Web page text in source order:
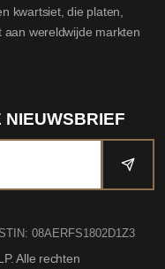
kwartsiet, die platen,
wereldwijde markten
08AERFS1802D1Z3
Alle rechten